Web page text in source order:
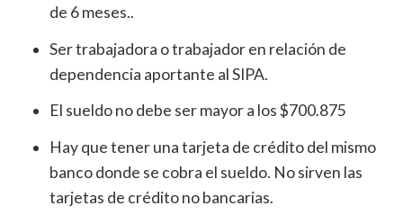
de 6 meses..
Ser trabajadora o trabajador en relación de
dependencia aportante al SIPA.
El sueldo no debe ser mayor a los $700.875
Hay que tener una tarjeta de crédito del mismo
banco donde se cobra el sueldo. No sirven las
tarjetas de crédito no bancarias.